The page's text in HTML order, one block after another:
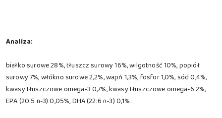
Analiza:
białko surowe 28%, tłuszcz surowy 16%, wilgotność 10%, popiół
surowy 7%, włókno surowe 2,2%, wapń 1,3%, fosfor 1,0%, sód 0,4%,
kwasy tłuszczowe omega-3 0,7%, kwasy tłuszczowe omega-6 2%,
EPA (20:5 n-3) 0,05%, DHA (22:6 n-3) 0,1%.